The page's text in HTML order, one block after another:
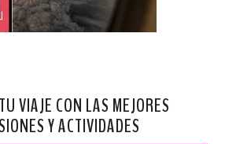
VIAJE CON LAS MEJORES
Y ACTIVIDADES